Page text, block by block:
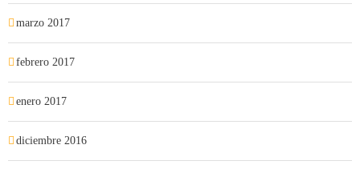
marzo 2017
febrero 2017
enero 2017
diciembre 2016